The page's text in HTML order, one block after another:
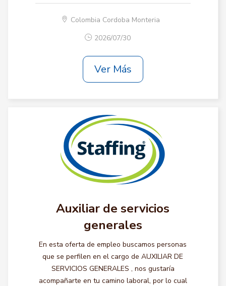
Colombia Cordoba Monteria
2026/07/30
Ver Más
Auxiliar de servicios
generales
En esta oferta de empleo buscamos personas
que se perfilen en el cargo de AUXILIAR DE
SERVICIOS GENERALES , nos gustaría
acompañarte en tu camino laboral, por lo cual